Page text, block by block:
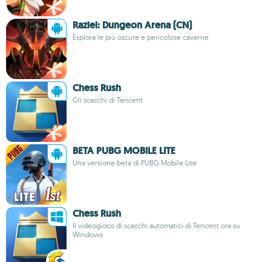
Raziel: Dungeon Arena (CN)
Esplora le più oscure e pericolose caverne
Chess Rush
Gli scacchi di Tencent
BETA PUBG MOBILE LITE
Una versione beta di PUBG Mobile Lite
Chess Rush
Il videogioco di scacchi automatici di Tencent ora su
Windows